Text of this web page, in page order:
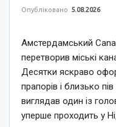
Опубліковано 5.08.2026
Амстердамський
перетворив міські
Десятки яскраво
прапорів і близько
виглядав один із
уперше проходить у